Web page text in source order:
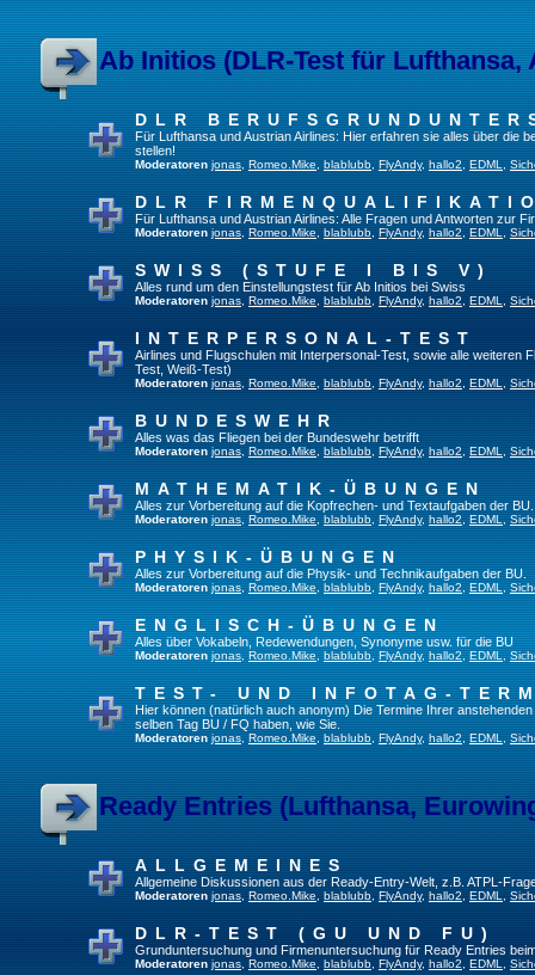
Ab Initios (DLR-Test für Lufthansa,
DLR
Für Lufthansa und Austrian Airlines: Hier erfahren sie alles über die
stellen!
Moderatoren jonas Romeo.Mike blablubb FlyAndy, hallo2 EDML
DLR
Für Lufthansa und Austrian Airlines: Alle Fragen und Antworten zur
Moderatoren jonas Romeo.Mike blablubb FlyAndy, hallo2 EDML
SWISS (STUFE I BIS V)
Alles rund um den Einstellungstest für Ab Initios bei Swiss
Moderatoren jonas Romeo.Mike blablubb FlyAndy, hallo2 EDML
INTERPERSONAL-TEST
Airlines und Flugschulen mit Interpersonal-Test, sowie alle weiteren
Test, Weiß-Test)
Moderatoren jonas Romeo.Mike blablubb FlyAndy, hallo2 EDML
BUNDESWEHR
Alles was das Fliegen bei der Bundeswehr betrifft
Moderatoren jonas Romeo.Mike blablubb FlyAndy, hallo2 EDML
MATHEMATIK-ÜBUNGEN
Alles zur Vorbereitung auf die Kopfrechen- und Textaufgaben der BU.
Moderatoren jonas Romeo.Mike blablubb FlyAndy, hallo2 EDML
PHYSIK-ÜBUNGEN
Alles zur Vorbereitung auf die Physik- und Technikaufgaben der BU.
Moderatoren jonas Romeo.Mike blablubb FlyAndy, hallo2 EDML
ENGLISCH-ÜBUNGEN
Alles über Vokabeln, Redewendungen, Synonyme usw. für die BU
Moderatoren jonas Romeo.Mike blablubb FlyAndy, hallo2 EDML
TEST- UND INFOTAG-
Hier können (natürlich auch anonym) Die Termine Ihrer
selben Tag BU / FQ haben, wie Sie.
Moderatoren jonas Romeo.Mike blablubb FlyAndy, hallo2 EDML
Ready Entries (Lufthansa,
ALLGEMEINES
Allgemeine Diskussionen aus der Ready-Entry-Welt, z.B. ATPL-
Moderatoren jonas Romeo.Mike blablubb FlyAndy, hallo2 EDML
DLR-TEST (GU UND FU)
Grunduntersuchung und Firmenuntersuchung für Ready Entries
Moderatoren jonas Romeo.Mike blablubb FlyAndy, hallo2 EDML